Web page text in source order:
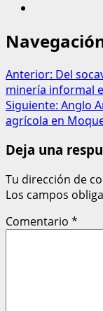
Anterior: Del
minería informal
Siguiente: Anglo
agrícola en
Deja una
Tu dirección de
Los campos
Comentario *